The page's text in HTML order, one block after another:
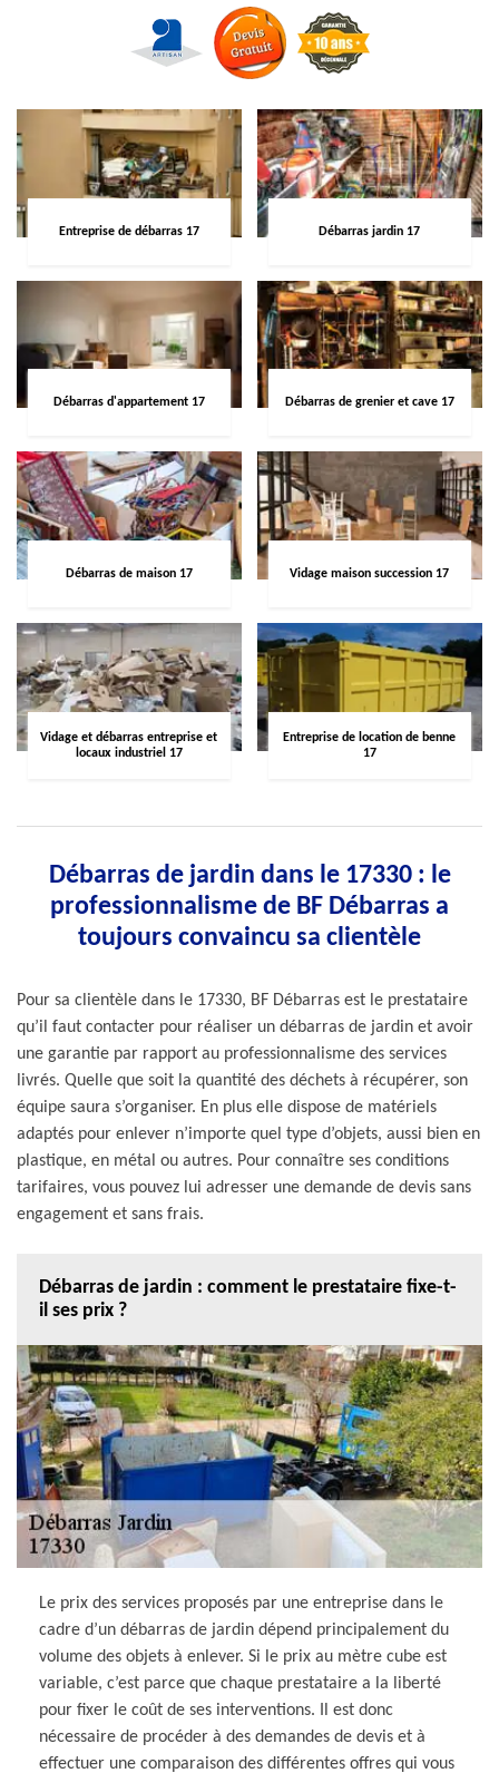
Entreprise de débarras 17 Débarras jardin 17
Débarras d'appartement 17 Débarras de grenier et cave 17
Débarras de maison 17 Vidage maison succession 17
Vidage et débarras entreprise et
locaux industriel 17
Entreprise de location de benne
17
Débarras de jardin dans le 17330 : le
professionnalisme de BF Débarras a
toujours convaincu sa clientèle
Pour sa clientèle dans le 17330, BF Débarras est le prestataire
qu’il faut contacter pour réaliser un débarras de jardin et avoir
une garantie par rapport au professionnalisme des services
livrés. Quelle que soit la quantité des déchets à récupérer, son
équipe saura s’organiser. En plus elle dispose de matériels
adaptés pour enlever n’importe quel type d’objets, aussi bien en
plastique, en métal ou autres. Pour connaître ses conditions
tarifaires, vous pouvez lui adresser une demande de devis sans
engagement et sans frais.
Débarras de jardin : comment le prestataire fixe-t-
il ses prix ?
Le prix des services proposés par une entreprise dans le
cadre d’un débarras de jardin dépend principalement du
volume des objets à enlever. Si le prix au mètre cube est
variable, c’est parce que chaque prestataire a la liberté
pour fixer le coût de ses interventions. Il est donc
nécessaire de procéder à des demandes de devis et à
effectuer une comparaison des différentes offres qui vous